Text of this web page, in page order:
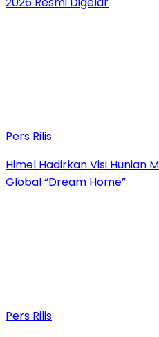
Pers Rilis
Himel Hadirkan Visi Hunian
Global “Dream Home”
Pers Rilis